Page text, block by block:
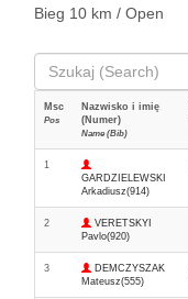
Bieg 10 km / Open
Msc
Pos
Nazwisko i imię
(Numer)
Name (Bib)
1
GARDZIELEWSKI
Arkadiusz(914)
2
VERETSKYI
Pavlo(920)
3
DEMCZYSZAK
Mateusz(555)